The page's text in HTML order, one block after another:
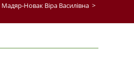
Мадяр-Новак Віра Василівна >